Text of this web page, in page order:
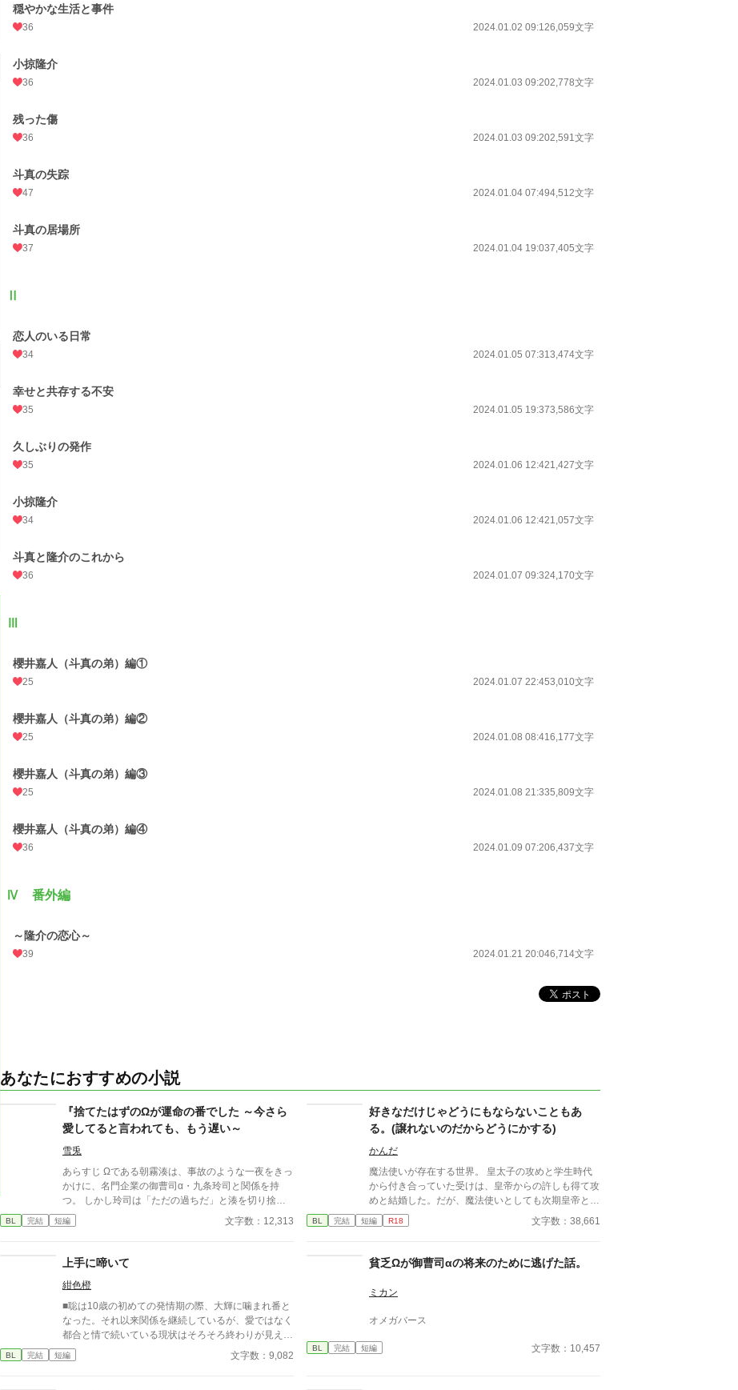
穏やかな生活と事件
36 2024.01.02 09:126,059文字
小掠隆介
36 2024.01.03 09:202,778文字
残った傷
36 2024.01.03 09:202,591文字
斗真の失踪
47 2024.01.04 07:494,512文字
斗真の居場所
37 2024.01.04 19:037,405文字
恋人のいる日常
34 2024.01.05 07:313,474文字
幸せと共存する不安
35 2024.01.05 19:373,586文字
久しぶりの発作
35 2024.01.06 12:421,427文字
小掠隆介
34 2024.01.06 12:421,057文字
斗真と隆介のこれから
36 2024.01.07 09:324,170文字
櫻井嘉人（斗真の弟）編①
25 2024.01.07 22:453,010文字
櫻井嘉人（斗真の弟）編②
25 2024.01.08 08:416,177文字
櫻井嘉人（斗真の弟）編③
25 2024.01.08 21:335,809文字
櫻井嘉人（斗真の弟）編④
36 2024.01.09 07:206,437文字
Ⅳ 番外編
～隆介の恋心～
39 2024.01.21 20:046,714文字
あなたにおすすめの小説
『捨てたはずのΩが運命の番でした ～今さら
愛してると言われても、もう遅い～
雪兎
あらすじ Ωである朝霧湊は、事故のような一夜をきっ
かけに、名門企業の御曹司α・九条玲司と関係を持
つ。 しかし玲司は「ただの過ちだ」と湊を切り捨
て、政略結婚のためβの婚約者との未来を選んだ。 深
く傷ついた湊は、彼の前から姿を消す。 数か月後―
『遅咲きΩ』として覚醒する。 その瞬間、玲司は初め
れ」 今さら必死に追いかけてくる玲司。 だが湊の隣
には、自分を支え続けてくれた医師のα・神崎伊織が
いた。 「あなたは俺を捨てたでしょう」 後悔に苦し
むα、執着する第二のα、そして希少Ωを巡る陰謀。
―。 捨てた側の後悔と執着が加速する、すれ違いオ
BL 完結 短編 文字数：12,313
好きなだけじゃどうにもならないこともあ
る。(譲れないのだからどうにかする)
かんだ
魔法使いが存在する世界。 皇太子の攻めと学生時代
から付き合っていた受けは、皇帝からの許しも得て攻
めと結婚した。だが、魔法使いとしても次期皇帝とし
ても天才的な攻めに、後継を望む周囲は多い。 好き
なだけではどうにもならないと理解している受けは、
BL 完結 短編 R18 文字数：38,661
上手に啼いて
紺色橙
■聡は10歳の初めての発情期の際、大輝に噛まれ番と
なった。それ以来関係を継続しているが、愛ではなく
都合と情で続いている現状はそろそろ終わりが見えて
いた。 ■注意*独自オメガバース設定。■『それは愛か
本能か』と同じ世界設定です。関係は一切なし。
BL 完結 短編 文字数：9,082
貧乏Ωが御曹司αの将来のために逃げた話。
ミカン
オメガバース
BL 完結 短編 文字数：10,457